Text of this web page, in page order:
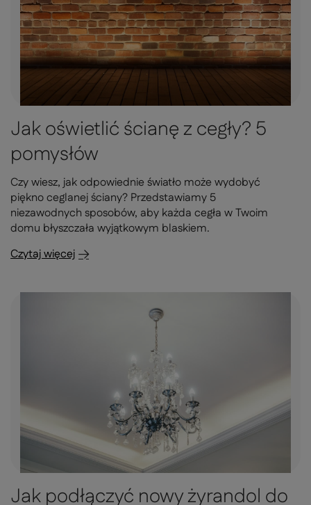
Jak oświetlić ścianę z cegły? 5
pomysłów
Czy wiesz, jak odpowiednie światło może wydobyć
piękno ceglanej ściany? Przedstawiamy 5
niezawodnych sposobów, aby każda cegła w Twoim
domu błyszczała wyjątkowym blaskiem.
Czytaj więcej
Jak podłączyć nowy żyrandol do